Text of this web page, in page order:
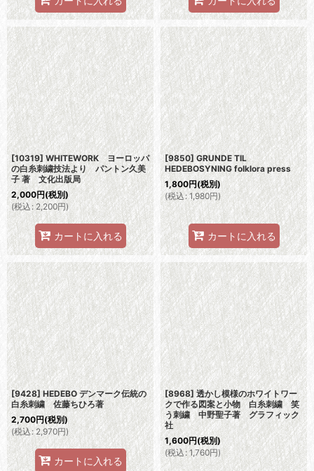
[10319] WHITEWORK ヨーロッパ
の白糸刺繍技法より パントン久美
子 著 文化出版局
2,000円(税別)
(税込 : 2,200円)
カートに入れる
[9850] GRUNDE TIL
HEDEBOSYNING folklora press
1,800円(税別)
(税込: 1,980円)
カートに入れる
[9428] HEDEBO デンマーク伝統の
白糸刺繍 佐藤ちひろ著
2,700円(税別)
(税込: 2,970円)
カートに入れる
[8968] 透かし模様のホワイトワー
クで作る図案と小物 白糸刺繍 笑
う刺繍 中野聖子著 グラフィック
社
1,600円(税別)
(税込 : 1,760円)